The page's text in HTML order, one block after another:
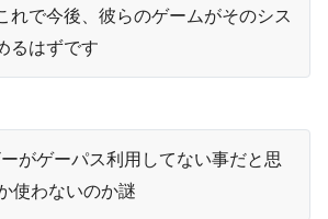
れで今後、彼らのゲームがそのシス
るはずです
がゲーパス利用してない事だと思
使わないのか謎